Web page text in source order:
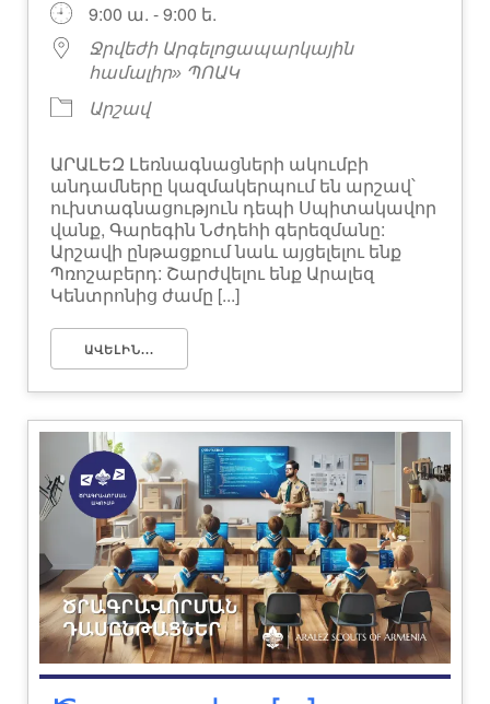
9:00 ա. - 9:00 ե.
Ջրվեժի Արգելոցապարկային
համալիր» ՊՈԱԿ
Արշավ
ԱՐԱԼԵԶ Լեռնագնացների ակումբի
անդամները կազմակերպում են արշավ՝
ուխտագնացություն դեպի Սպիտակավոր
վանք, Գարեգին Նժդեհի գերեզմանը:
Արշավի ընթացքում նաև այցելելու ենք
Պռոշաբերդ: Շարժվելու ենք Արալեզ
Կենտրոնից ժամը [...]
ԱՎԵԼԻՆ...